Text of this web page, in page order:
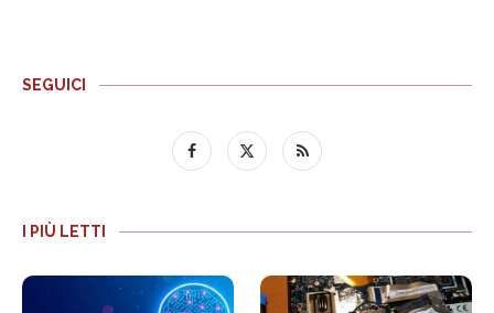
SEGUICI
I PIÙ LETTI